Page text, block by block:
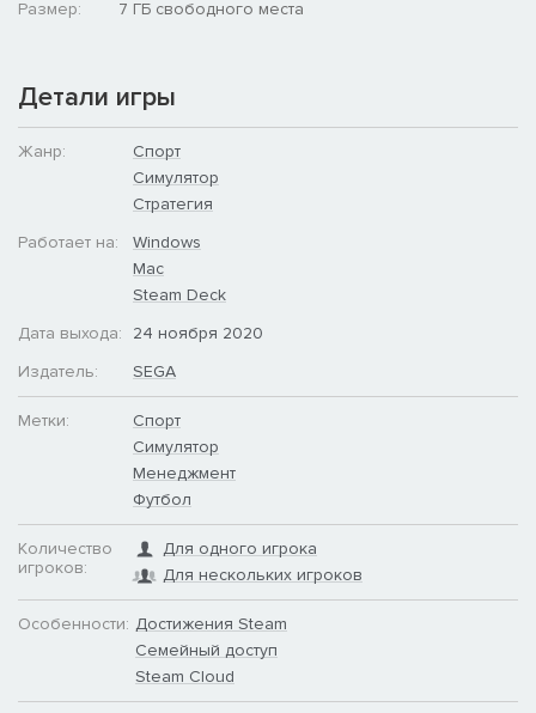
клуба есть история — создайте свою и вы!
Размер:
7 ГБ свободного места
Детали игры
Жанр:
Спорт
Симулятор
Стратегия
Работает на:
Windows
Mac
Steam Deck
Дата выхода:
24 ноября 2020
Издатель:
SEGA
Метки:
Спорт
Симулятор
Менеджмент
Футбол
Количество
игроков:
Для одного игрока
Для нескольких игроков
Особенности: Достижения Steam
Семейный доступ
Steam Cloud